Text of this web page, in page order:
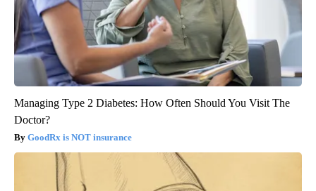
Managing Type 2 Diabetes: How Often Should You Visit The
Doctor?
GoodRx is NOT insurance